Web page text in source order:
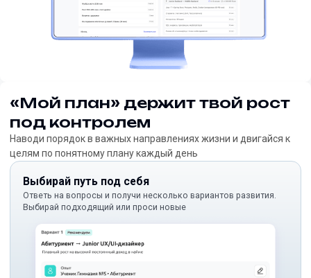
«Мой план» держит твой рост
под контролем
Наводи порядок в важных направлениях жизни и двигайся к
целям по понятному плану каждый день
Выбирай путь под себя
Ответь на вопросы и получи несколько вариантов развития.
Выбирай подходящий или проси новые